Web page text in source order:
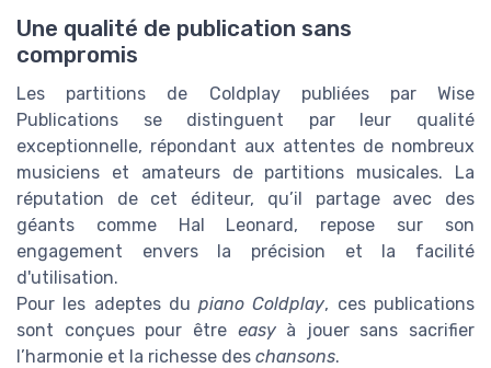
Une qualité de publication sans
compromis
Les partitions de Coldplay publiées par Wise
Publications se distinguent par leur qualité
exceptionnelle, répondant aux attentes de nombreux
musiciens et amateurs de partitions musicales. La
réputation de cet éditeur, qu’il partage avec des
géants comme Hal Leonard, repose sur son
engagement envers la précision et la facilité
d'utilisation.
Pour les adeptes dupiano Coldplay, ces publications
sont conçues pour être easyà jouer sans sacrifier
l’harmonie et la richesse des chansons.